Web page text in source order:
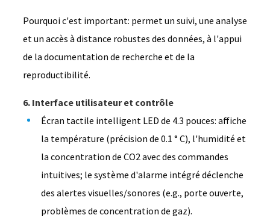
Pourquoi c'est important: permet un suivi, une analyse
et un accès à distance robustes des données, à l'appui
de la documentation de recherche et de la
reproductibilité.
6. Interface utilisateur et contrôle
Écran tactile intelligent LED de 4.3 pouces: affiche
la température (précision de 0.1 ° C), l'humidité et
la concentration de CO2 avec des commandes
intuitives; le système d'alarme intégré déclenche
des alertes visuelles/sonores (e.g., porte ouverte,
problèmes de concentration de gaz).